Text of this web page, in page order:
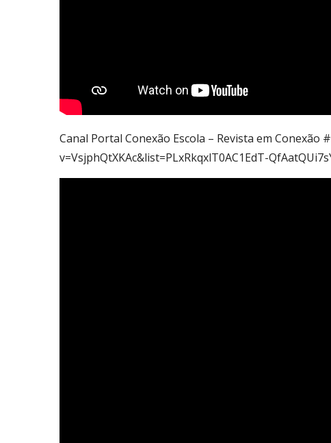
Canal Portal Conexão Escola – Revista em
v=VsjphQtXKAc&list=PLxRkqxlT0AC1EdT-